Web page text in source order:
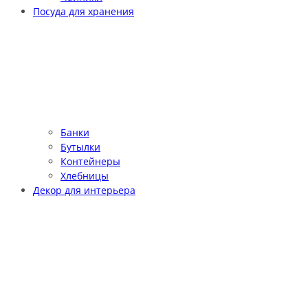
Посуда для хранения
Банки
Бутылки
Контейнеры
Хлебницы
Декор для интерьера